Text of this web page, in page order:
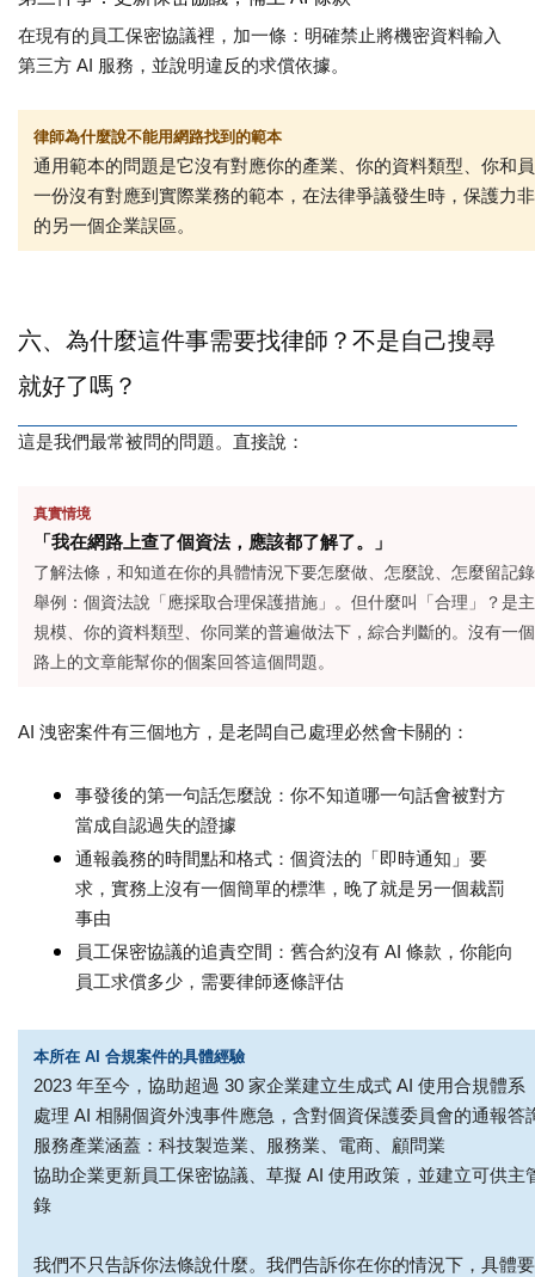
在現有的員工保密協議裡，加一條：明確禁止將機密資料輸入
第三方 AI 服務，並說明違反的求償依據。
律師為什麼說不能用網路找到的範本
通用範本的問題是它沒有對應你的產業、你的資料類型、你和
一份沒有對應到實際業務的範本，在法律爭議發生時，保護力
的另一個企業誤區。
六、為什麼這件事需要找律師？不是自己搜尋
就好了嗎？
這是我們最常被問的問題。直接說：
真實情境
「我在網路上查了個資法，應該都了解了。」
了解法條，和知道在你的具體情況下要怎麼做、怎麼說、怎麼留記
舉例：個資法說「應採取合理保護措施」。但什麼叫「合理」？是
規模、你的資料類型、你同業的普遍做法下，綜合判斷的。沒有一
路上的文章能幫你的個案回答這個問題。
AI 洩密案件有三個地方，是老闆自己處理必然會卡關的：
事發後的第一句話怎麼說：你不知道哪一句話會被對方
當成自認過失的證據
通報義務的時間點和格式：個資法的「即時通知」要
求，實務上沒有一個簡單的標準，晚了就是另一個裁罰
事由
員工保密協議的追責空間：舊合約沒有 AI 條款，你能向
員工求償多少，需要律師逐條評估
本所在 AI 合規案件的具體經驗
2023 年至今，協助超過 30 家企業建立生成式 AI 使用合規體系
處理 AI 相關個資外洩事件應急，含對個資保護委員會的通報答
服務產業涵蓋：科技製造業、服務業、電商、顧問業
協助企業更新員工保密協議、草擬 AI 使用政策，並建立可供主
錄
我們不只告訴你法條說什麼。我們告訴你在你的情況下，具體